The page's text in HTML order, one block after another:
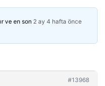
ve en son 2 ay 4 hafta önce
#13968